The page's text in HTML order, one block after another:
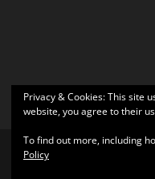
Privacy & Cookies: This site
website, you agree to their
To find out more, including
Policy